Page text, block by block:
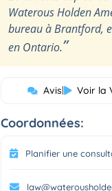
Waterous Holden
bureau à Brantford,
en Ontario.”
Avis| Voir la
Coordonnées:
Planifier une